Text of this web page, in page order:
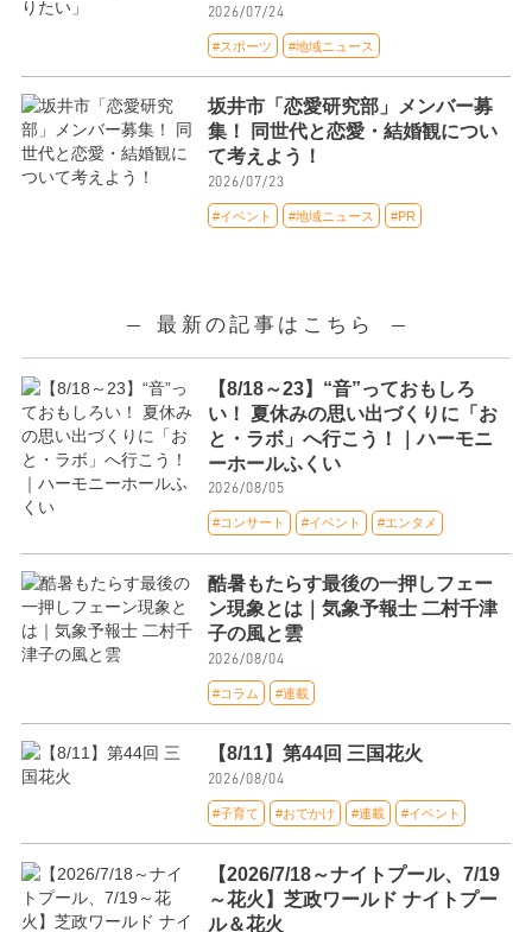
2026/07/24
#スポーツ #地域ニュース
坂井市「恋愛研究部」メンバー募
集！ 同世代と恋愛・結婚観につい
て考えよう！
2026/07/23
#イベント #地域ニュース #PR
最新の記事はこちら
【8/18～23】“音”っておもしろ
い！ 夏休みの思い出づくりに「お
と・ラボ」へ行こう！｜ハーモニ
ーホールふくい
2026/08/05
#コンサート #イベント #エンタメ
酷暑もたらす最後の一押しフェー
ン現象とは｜気象予報士 二村千津
子の風と雲
2026/08/04
#コラム #連載
【8/11】第44回 三国花火
2026/08/04
#子育て #おでかけ #連載 #イベント
【2026/7/18～ナイトプール、7/19
～花火】芝政ワールド ナイトプー
ル＆花火